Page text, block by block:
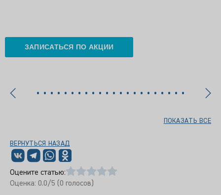
ЗАПИСАТЬСЯ ПО АКЦИИ
ПОКАЗАТЬ ВСЕ
ВЕРНУТЬСЯ НАЗАД
Оцените статью:
Оценка: 0.0/5 (0 голосов)